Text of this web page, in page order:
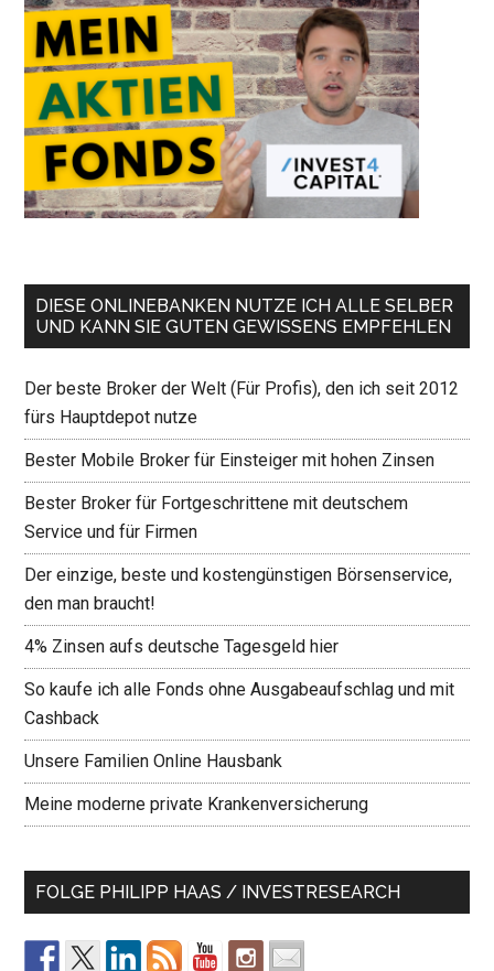
DIESE ONLINEBANKEN NUTZE ICH ALLE SELBER
UND KANN SIE GUTEN GEWISSENS EMPFEHLEN
Der beste Broker der Welt (Für Profis), den ich seit 2012
fürs Hauptdepot nutze
Bester Mobile Broker für Einsteiger mit hohen Zinsen
Bester Broker für Fortgeschrittene mit deutschem
Service und für Firmen
Der einzige, beste und kostengünstigen Börsenservice,
den man braucht!
4% Zinsen aufs deutsche Tagesgeld hier
So kaufe ich alle Fonds ohne Ausgabeaufschlag und mit
Cashback
Unsere Familien Online Hausbank
Meine moderne private Krankenversicherung
FOLGE PHILIPP HAAS / INVESTRESEARCH